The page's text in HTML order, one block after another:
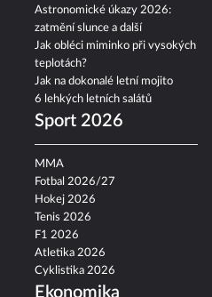
Astronomické úkazy 2026:
zatmění slunce a další
Jak obléci miminko při vysokých
teplotách?
Jak na dokonalé letní mojito
6 lehkých letních salátů
Sport 2026
MMA
Fotbal 2026/27
Hokej 2026
Tenis 2026
F1 2026
Atletika 2026
Cyklistika 2026
Ekonomika